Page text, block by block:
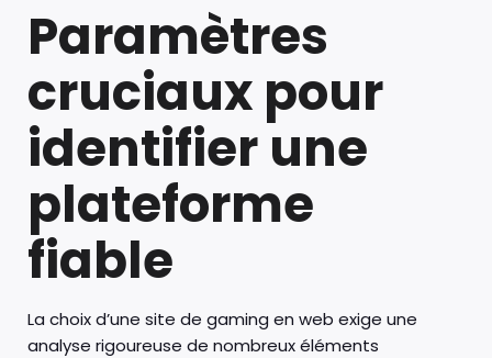
Paramètres
cruciaux pour
identifier une
plateforme
fiable
La choix d’une site de gaming en web exige une
analyse rigoureuse de nombreux éléments